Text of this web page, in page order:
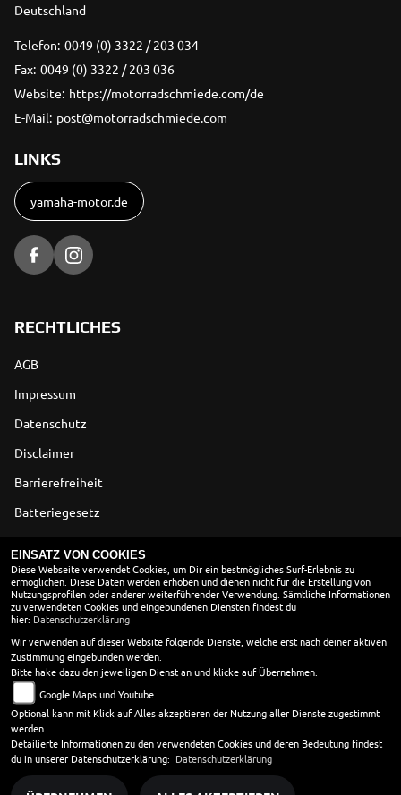
Deutschland
Telefon: 0049 (0) 3322 / 203 034
Fax: 0049 (0) 3322 / 203 036
Website: https://motorradschmiede.com/de
E-Mail: post@motorradschmiede.com
LINKS
yamaha-motor.de
RECHTLICHES
AGB
Impressum
Datenschutz
Disclaimer
Barrierefreiheit
Batteriegesetz
ÖFFNUNGSZEITEN
Montag:
09:00 - 13:00 und 14:00 - 18:00
Dienstag:
09:00 - 13:00 und 14:00 - 18:00
Mittwoch:
09:00 - 13:00 und 14:00 - 18:00
Donnerstag:
09:00 - 13:00 und 14:00 - 18:00
Freitag:
09:00 - 13:00 und 14:00 - 18:00
Samstag:
09:00 - 13:00
Sonntag:
geschlossen
EINSATZ VON COOKIES
Diese Webseite verwendet Cookies, um Dir ein bestmögliches Surf-Erlebnis zu
ermöglichen. Diese Daten werden erhoben und dienen nicht für die Erstellung von
Nutzungsprofilen oder anderer weiterführender Verwendung. Sämtliche Informationen
zu verwendeten Cookies und eingebundenen Diensten findest du
hier: Datenschutzerklärung
Wir verwenden auf dieser Website folgende Dienste, welche erst nach deiner aktiven
Zustimmung eingebunden werden.
Bitte hake dazu den jeweiligen Dienst an und klicke auf Übernehmen:
Google Maps und Youtube
Optional kann mit Klick auf Alles akzeptieren der Nutzung aller Dienste zugestimmt
werden
Detailierte Informationen zu den verwendeten Cookies und deren Bedeutung findest
du in unserer Datenschutzerklärung: Datenschutzerklärung